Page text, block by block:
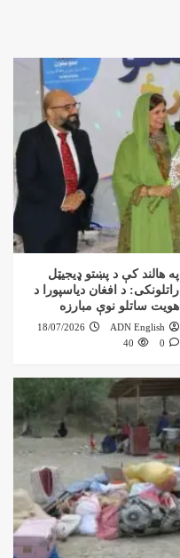
په هالند کې د پښتو ډیجیټل
راتلونکی: د افغان دیاسپورا د
هویت ساتلو نوې مبارزه
ADN English
18/07/2026
0
40